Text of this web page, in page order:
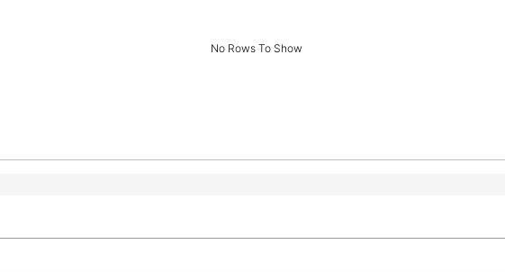
No Rows To Show